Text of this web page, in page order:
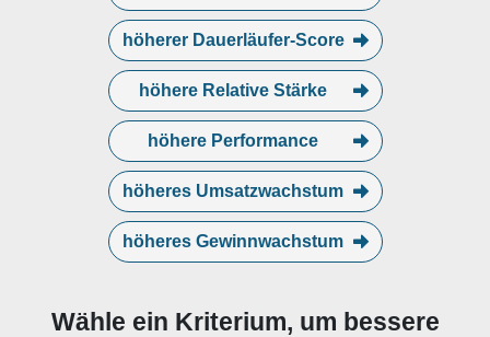
höherer Dauerläufer-Score
höhere Relative Stärke
höhere Performance
höheres Umsatzwachstum
höheres Gewinnwachstum
Wähle ein Kriterium, um bessere